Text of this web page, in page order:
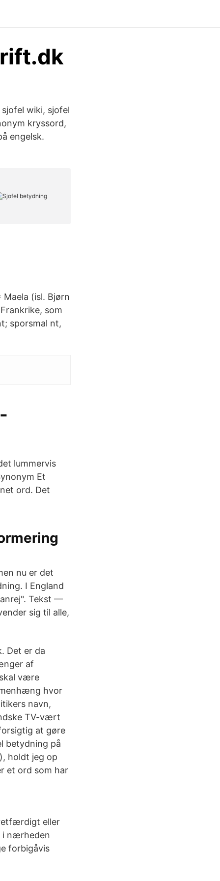
wiki, sjofel
kryssord,
engelsk.
Maela (isl. Bjørn
som
sporsmal nt,
lummervis
Et
ord. Det
nu er det
I England
Tekst —
sig til alle,
Det er da
af
være
hvor
navn,
TV-vært
at gøre
betydning på
holdt jeg op
et ord som har
eller
i nærheden
forbigåvis